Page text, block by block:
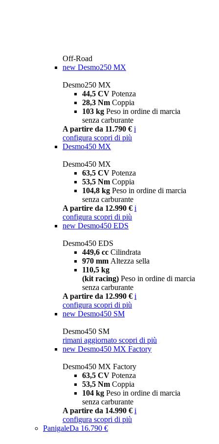
Off-Road
new Desmo250 MX
Desmo250 MX
44,5 CV Potenza
28,3 Nm Coppia
103 kg Peso in ordine di marcia
senza carburante
A partire da 11.790 € i
configura scopri di più
Desmo450 MX
Desmo450 MX
63,5 CV Potenza
53,5 Nm Coppia
104,8 kg Peso in ordine di marcia
senza carburante
A partire da 12.990 € i
configura scopri di più
new Desmo450 EDS
Desmo450 EDS
449,6 cc Cilindrata
970 mm Altezza sella
110,5 kg
(kit racing) Peso in ordine di marcia
senza carburante
A partire da 12.990 € i
configura scopri di più
new Desmo450 SM
Desmo450 SM
rimani aggiornato scopri di più
new Desmo450 MX Factory
Desmo450 MX Factory
63,5 CV Potenza
53,5 Nm Coppia
104 kg Peso in ordine di marcia
senza carburante
A partire da 14.990 € i
configura scopri di più
PanigaleDa 16.790 €